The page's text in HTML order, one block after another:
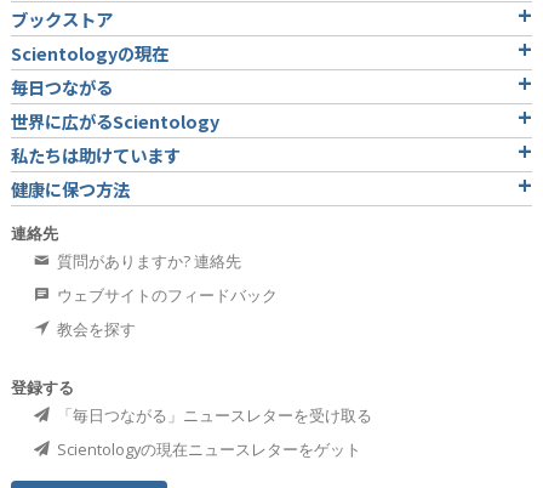
ブックストア
Scientologyの現在
毎日つながる
世界に広がるScientology
私たちは助けています
健康に保つ方法
連絡先
質問がありますか? 連絡先
ウェブサイトのフィードバック
教会を探す
登録する
「毎日つながる」ニュースレターを受け取る
Scientologyの現在ニュースレターをゲット